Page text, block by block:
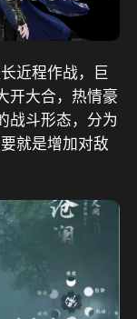
近程作战，巨
开大合，热情豪
战斗形态，分为
就是增加对敌